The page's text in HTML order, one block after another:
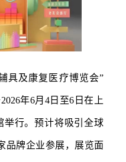
具及康复医疗博览会”
年6月4日至6日在上
举行。预计将吸引全球
品牌企业参展，展览面